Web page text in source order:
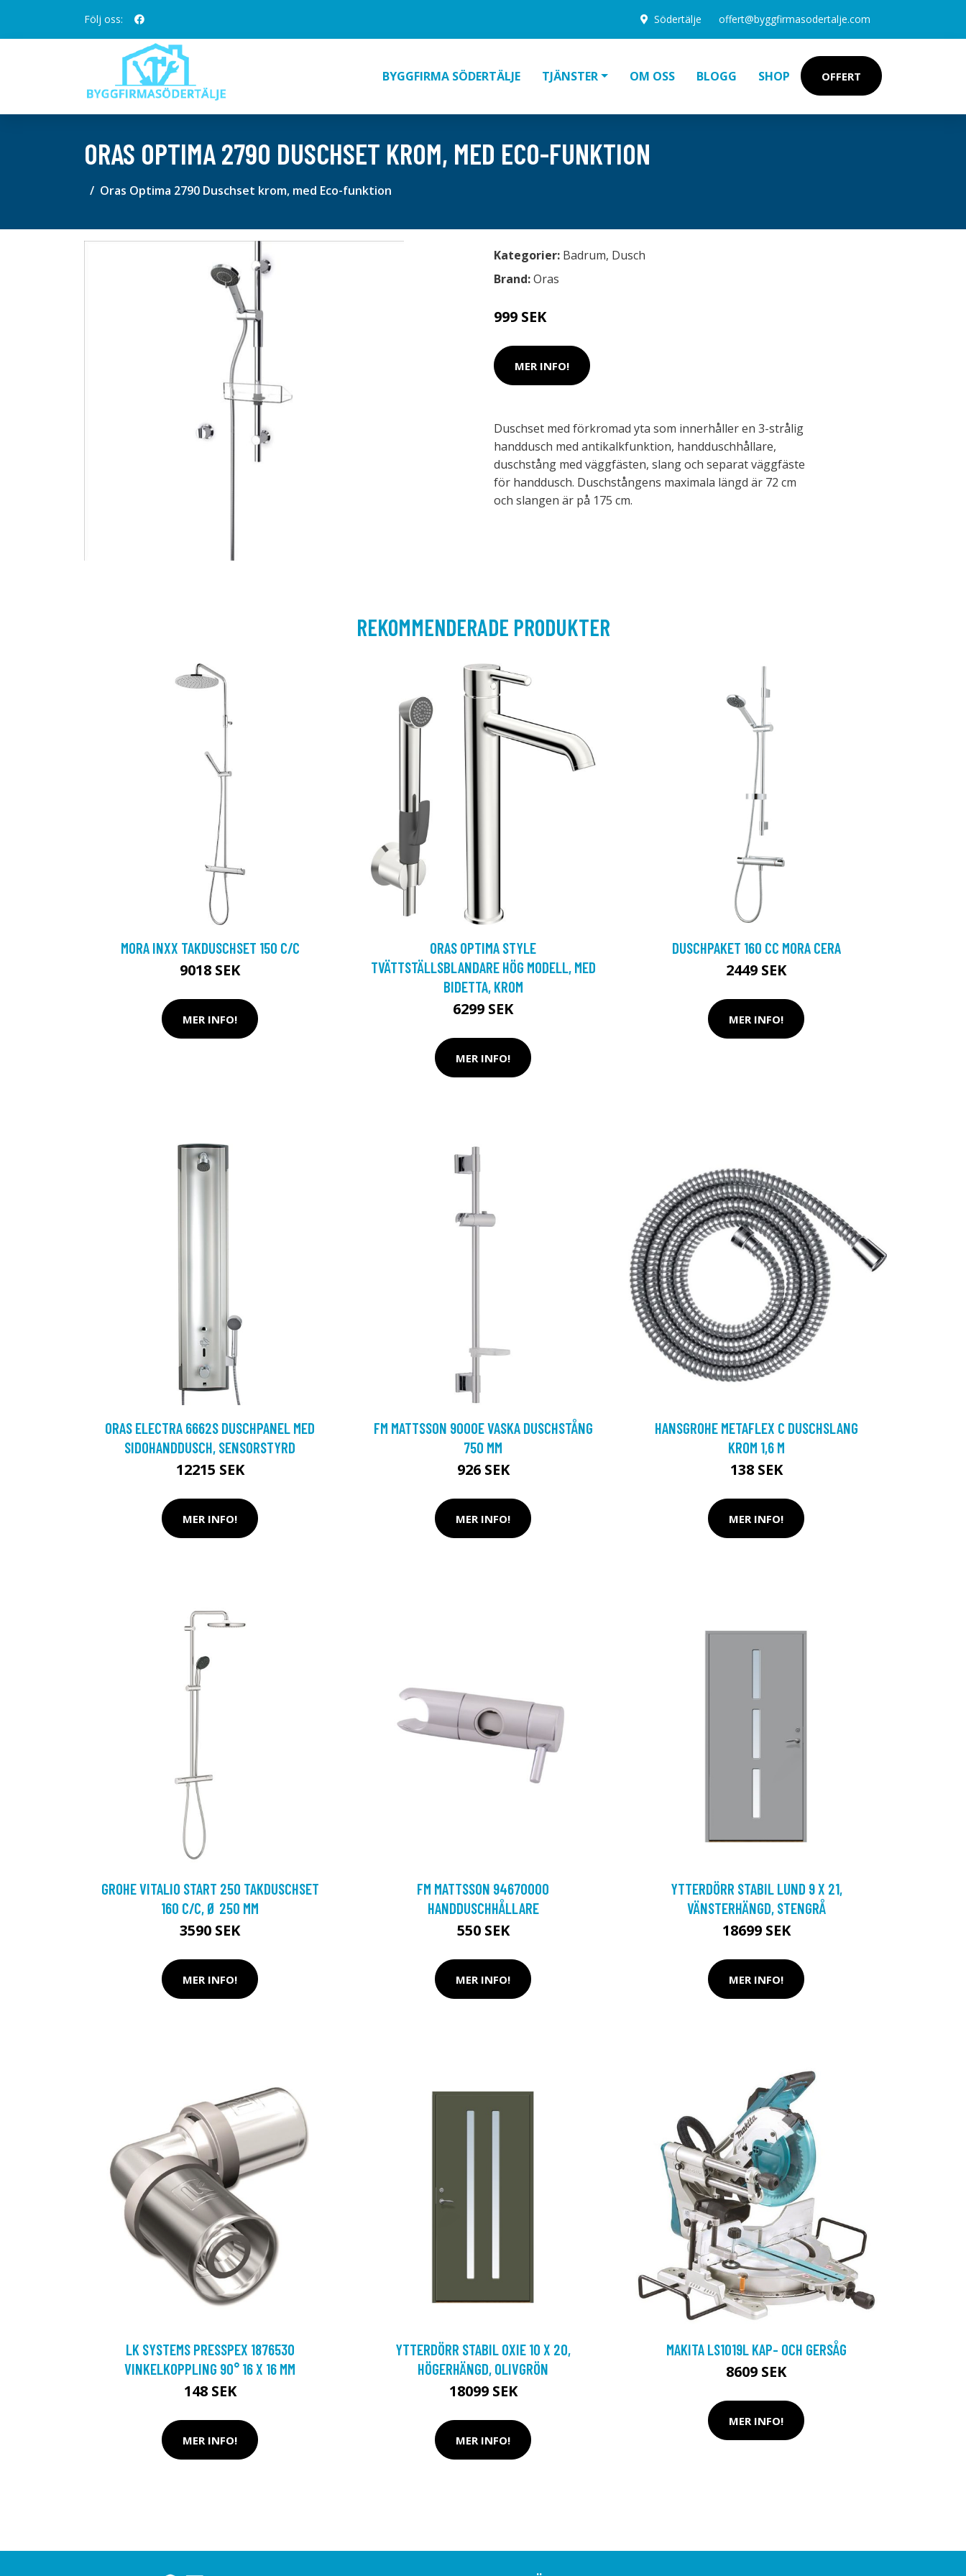
Följ oss: Södertälje offert@byggfirmasodertalje.com
BYGGFIRMA SÖDERTÄLJE TJÄNSTER OM OSS BLOGG SHOP OFFERT
ORAS OPTIMA 2790 DUSCHSET KROM, MED ECO-FUNKTION
Oras Optima 2790 Duschset krom, med Eco-funktion
Kategorier: Badrum, Dusch
Brand:Oras
999 SEK
MER INFO!
Duschset med förkromad yta som innerhåller en 3-strålig
handdusch med antikalkfunktion, handduschhållare,
duschstång med väggfästen, slang och separat väggfäste
för handdusch. Duschstångens maximala längd är 72 cm
och slangen är på 175 cm.
REKOMMENDERADE PRODUKTER
MORA INXX TAKDUSCHSET 150 C/C
9018 SEK
MER INFO!
ORAS OPTIMA STYLE
TVÄTTSTÄLLSBLANDARE HÖG MODELL, MED
BIDETTA, KROM
6299 SEK
MER INFO!
DUSCHPAKET 160 CC MORA CERA
2449 SEK
MER INFO!
ORAS ELECTRA 6662S DUSCHPANEL MED
SIDOHANDDUSCH, SENSORSTYRD
12215 SEK
MER INFO!
FM MATTSSON 9000E VASKA DUSCHSTÅNG
750 MM
926 SEK
MER INFO!
HANSGROHE METAFLEX C DUSCHSLANG
KROM 1,6 M
138 SEK
MER INFO!
GROHE VITALIO START 250 TAKDUSCHSET
160 C/C, Ø 250 MM
3590 SEK
MER INFO!
FM MATTSSON 94670000
HANDDUSCHHÅLLARE
550 SEK
MER INFO!
YTTERDÖRR STABIL LUND 9 X 21,
VÄNSTERHÄNGD, STENGRÅ
18699 SEK
MER INFO!
LK SYSTEMS PRESSPEX 1876530
VINKELKOPPLING 90° 16 X 16 MM
148 SEK
MER INFO!
YTTERDÖRR STABIL OXIE 10 X 20,
HÖGERHÄNGD, OLIVGRÖN
18099 SEK
MER INFO!
MAKITA LS1019L KAP- OCH GERSÅG
8609 SEK
MER INFO!